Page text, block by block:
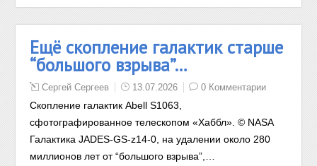
Ещё скопление галактик старше
“большого взрыва”…
Сергей Сергеев 13.07.2026 0 Комментарии
Скопление галактик Abell S1063,
сфотографированное телескопом «Хаббл». © NASA
Галактика JADES-GS-z14-0, на удалении около 280
миллионов лет от “большого взрыва”,…